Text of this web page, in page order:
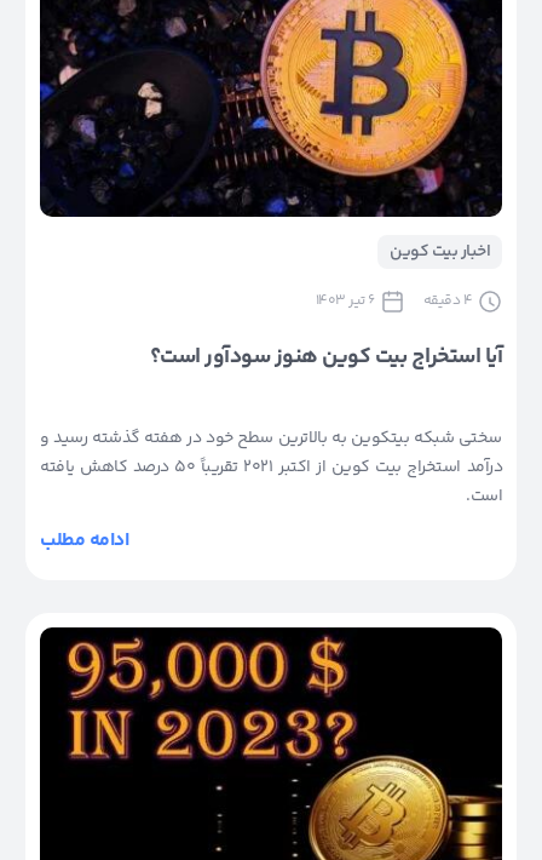
اخبار بیت کوین
4 دقیقه 6 تیر 1403
آیا استخراج بیت کوین هنوز سودآور است؟
سختی شبکه بیتکوین به بالاترین سطح خود در هفته گذشته رسید و
درآمد استخراج بیت کوین از اکتبر 2021 تقریباً 50 درصد کاهش یافته
است.
ادامه مطلب